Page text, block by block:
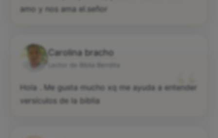
amo y nos ama el.señor
Carolina bracho
“
Hola . Me gusta mucho xq me ayuda a entender
versículos de la biblia